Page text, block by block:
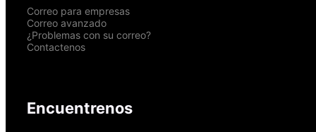
Correo para empresas
Correo avanzado
¿Problemas con su correo?
Contactenos
Encuentrenos